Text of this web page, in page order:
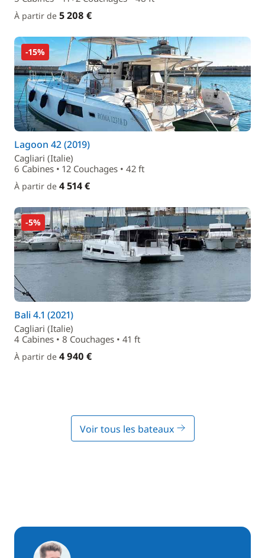
À partir de 5 208 €
-15%
Lagoon 42 (2019)
Cagliari (Italie)
6 Cabines • 12 Couchages • 42 ft
À partir de 4 514 €
-5%
Bali 4.1 (2021)
Cagliari (Italie)
4 Cabines • 8 Couchages • 41 ft
À partir de 4 940 €
Voir tous les bateaux